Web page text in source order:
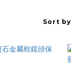
Sort by